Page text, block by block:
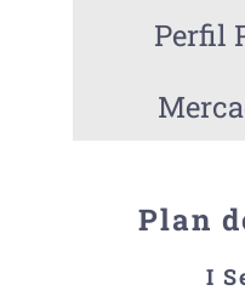
Perfil
Plan
I